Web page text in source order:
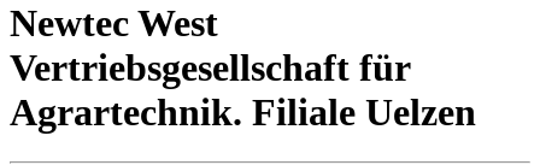
Newtec West
Vertriebsgesellschaft für
Agrartechnik. Filiale Uelzen